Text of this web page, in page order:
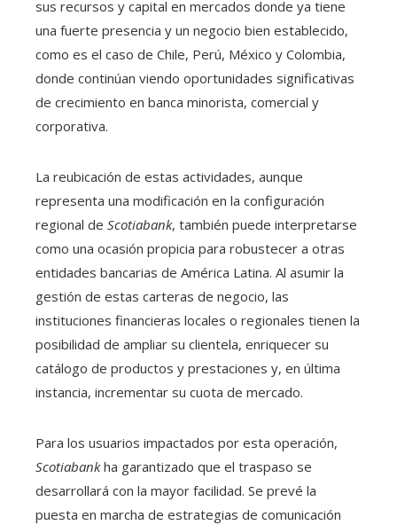
sus recursos y capital en mercados donde ya tiene
una fuerte presencia y un negocio bien establecido,
como es el caso de Chile, Perú, México y Colombia,
donde continúan viendo oportunidades significativas
de crecimiento en banca minorista, comercial y
corporativa.
La reubicación de estas actividades, aunque
representa una modificación en la configuración
regional de Scotiabank, también puede interpretarse
como una ocasión propicia para robustecer a otras
entidades bancarias de América Latina. Al asumir la
gestión de estas carteras de negocio, las
instituciones financieras locales o regionales tienen la
posibilidad de ampliar su clientela, enriquecer su
catálogo de productos y prestaciones y, en última
instancia, incrementar su cuota de mercado.
Para los usuarios impactados por esta operación,
Scotiabankha garantizado que el traspaso se
desarrollará con la mayor facilidad. Se prevé la
puesta en marcha de estrategias de comunicación